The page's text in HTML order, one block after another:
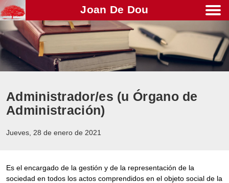
Joan De Dou
Administrador/es (u Órgano de
Administración)
Jueves, 28 de enero de 2021
Es el encargado de la gestión y de la representación de la
sociedad en todos los actos comprendidos en el objeto social de la